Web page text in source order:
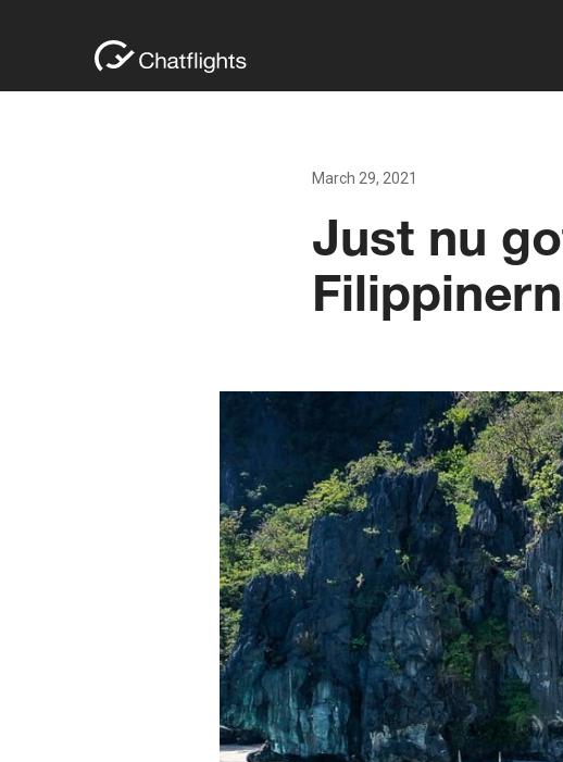
March 29, 2021
Just nu